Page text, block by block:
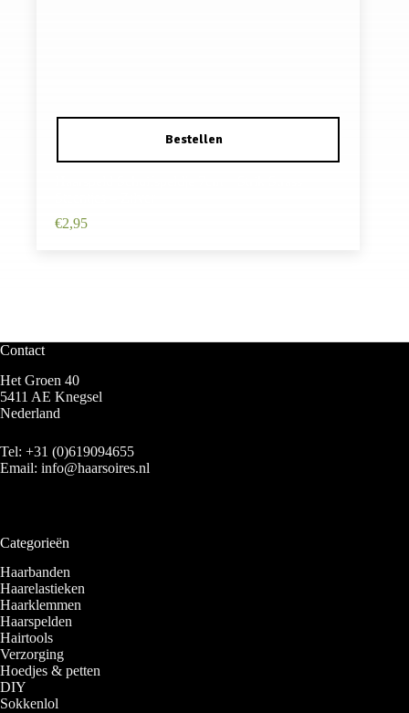
€2,95
Contact
Het Groen 40
5411 AE Knegsel
Nederland
Tel: +31 (0)619094655
Email: info@haarsoires.nl
Categorieën
Haarbanden
Haarelastieken
Haarklemmen
Haarspelden
Hairtools
Verzorging
Hoedjes & petten
DIY
Sokkenlol